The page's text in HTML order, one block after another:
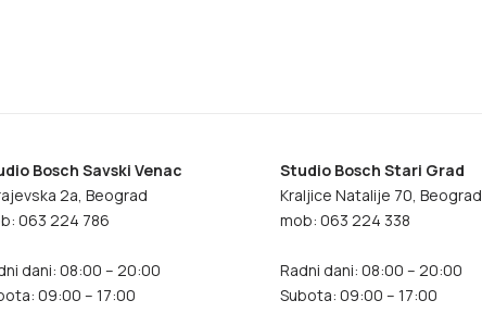
Bosch Savski Venac
2a, Beograd
063 224 786
dani: 08:00 – 20:00
09:00 – 17:00
Studio Bosch Stari Grad
Kraljice Natalije 70, Beograd
mob: 063 224 338
Radni dani: 08:00 – 20:00
Subota: 09:00 – 17:00